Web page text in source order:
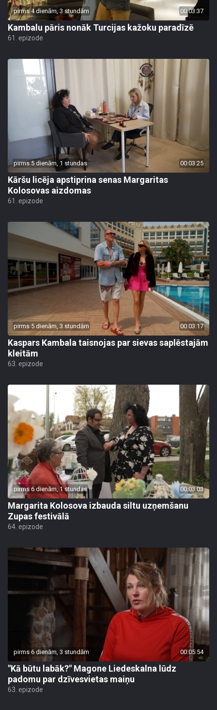
pirms 4 dienām, 3 stundām 00:03:37
Kambalu pāris nonāk Turcijas kažoku paradīzē
61. epizode
pirms 5 dienām, 1 stundas 00:03:25
Kāršu licēja apstiprina senas Margaritas
Kolosovas aizdomas
61. epizode
pirms 5 dienām, 3 stundām 00:03:17
Kaspars Kambala taisnojas par sievas saplēstajām
kleitām
63. epizode
pirms 6 dienām, 1 stundas 00:03:03
Margarita Kolosova izbauda siltu uzņemšanu
Zupas festivālā
64. epizode
pirms 6 dienām, 3 stundām 00:05:54
"Kā būtu labāk?" Magone Liedeskalna lūdz
padomu par dzīvesvietas maiņu
63. epizode